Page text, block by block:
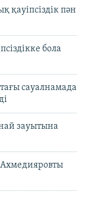
қауіпсіздік пән
бола
сауалнамада
зауытына
Ахмедияровты